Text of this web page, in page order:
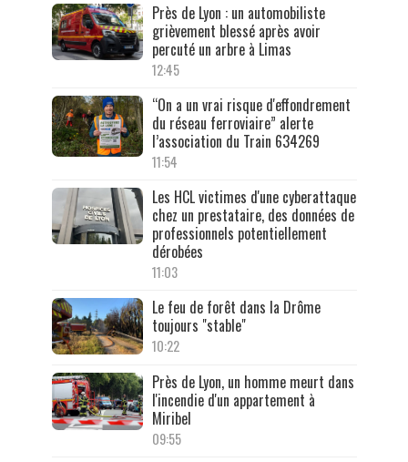
Près de Lyon : un automobiliste
grièvement blessé après avoir
percuté un arbre à Limas
12:45
“On a un vrai risque d'effondrement
du réseau ferroviaire” alerte
l’association du Train 634269
11:54
Les HCL victimes d'une cyberattaque
chez un prestataire, des données de
professionnels potentiellement
dérobées
11:03
Le feu de forêt dans la Drôme
toujours "stable"
10:22
Près de Lyon, un homme meurt dans
l'incendie d'un appartement à
Miribel
09:55